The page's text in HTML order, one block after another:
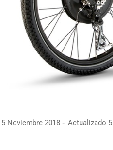
5 Noviembre 2018 Actualizado